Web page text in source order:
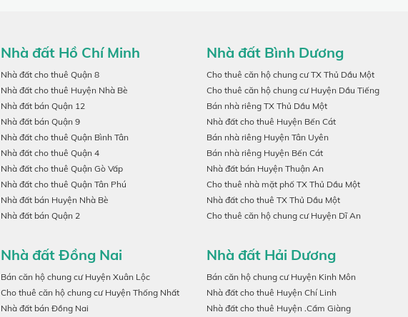
Nhà đất Hồ Chí Minh
Nhà đất cho thuê Quận 8
Nhà đất cho thuê Huyện Nhà Bè
Nhà đất bán Quận 12
Nhà đất bán Quận 9
Nhà đất cho thuê Quận Bình Tân
Nhà đất cho thuê Quận 4
Nhà đất cho thuê Quận Gò Vấp
Nhà đất cho thuê Quận Tân Phú
Nhà đất bán Huyện Nhà Bè
Nhà đất bán Quận 2
Nhà đất Bình Dương
Cho thuê căn hộ chung cư TX Thủ Dầu Một
Cho thuê căn hộ chung cư Huyện Dầu Tiếng
Bán nhà riêng TX Thủ Dầu Một
Nhà đất cho thuê Huyện Bến Cát
Bán nhà riêng Huyện Tân Uyên
Bán nhà riêng Huyện Bến Cát
Nhà đất bán Huyện Thuận An
Cho thuê nhà mặt phố TX Thủ Dầu Một
Nhà đất cho thuê TX Thủ Dầu Một
Cho thuê căn hộ chung cư Huyện Dĩ An
Nhà đất Đồng Nai
Bán căn hộ chung cư Huyện Xuân Lộc
Cho thuê căn hộ chung cư Huyện Thống Nhất
Nhà đất bán Đồng Nai
Nhà đất Hải Dương
Bán căn hộ chung cư Huyện Kinh Môn
Nhà đất cho thuê Huyện Chí Linh
Nhà đất cho thuê Huyện .Cẩm Giàng